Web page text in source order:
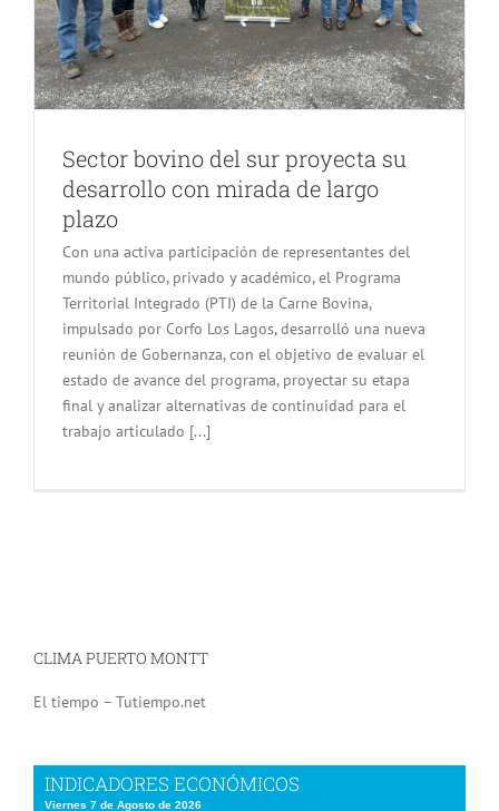
Sector bovino del sur proyecta su
desarrollo con mirada de largo
plazo
Con una activa participación de representantes del
mundo público, privado y académico, el Programa
Territorial Integrado (PTI) de la Carne Bovina,
impulsado por Corfo Los Lagos, desarrolló una nueva
reunión de Gobernanza, con el objetivo de evaluar el
estado de avance del programa, proyectar su etapa
final y analizar alternativas de continuidad para el
trabajo articulado [...]
CLIMA PUERTO MONTT
El tiempo – Tutiempo.net
INDICADORES ECONÓMICOS
Viernes 7 de Agosto de 2026